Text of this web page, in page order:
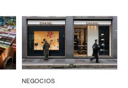
NEGOCIOS